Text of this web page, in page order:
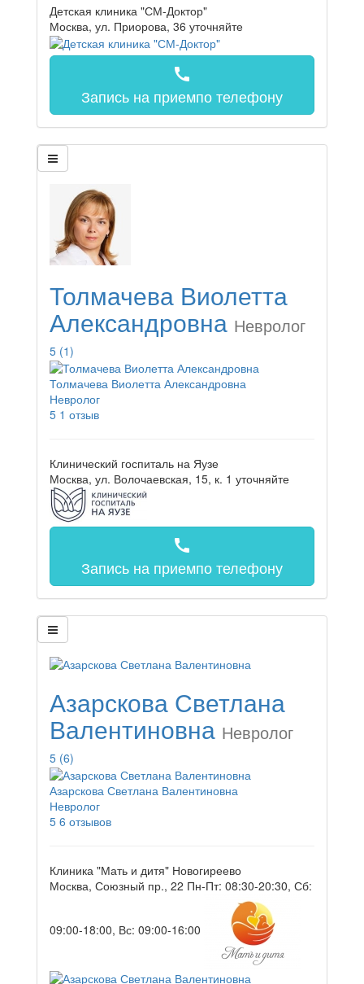
Детская клиника "СМ-Доктор"
Москва, ул. Приорова, 36 уточняйте
call
Запись на приемпо телефону
Толмачева Виолетта
Александровна Невролог
5 (1)
Толмачева Виолетта Александровна
Невролог
5 1 отзыв
Клинический госпиталь на Яузе
Москва, ул. Волочаевская, 15, к. 1 уточняйте
call
Запись на приемпо телефону
Азарскова Светлана
Валентиновна Невролог
5 (6)
Азарскова Светлана Валентиновна
Невролог
5 6 отзывов
Клиника "Мать и дитя" Новогиреево
Москва, Союзный пр., 22 Пн-Пт: 08:30-20:30, Сб:
09:00-18:00, Вс: 09:00-16:00